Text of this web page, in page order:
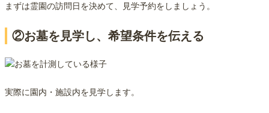
まずは霊園の訪問日を決めて、見学予約をしましょう。
②お墓を見学し、希望条件を伝える
実際に園内・施設内を見学します。